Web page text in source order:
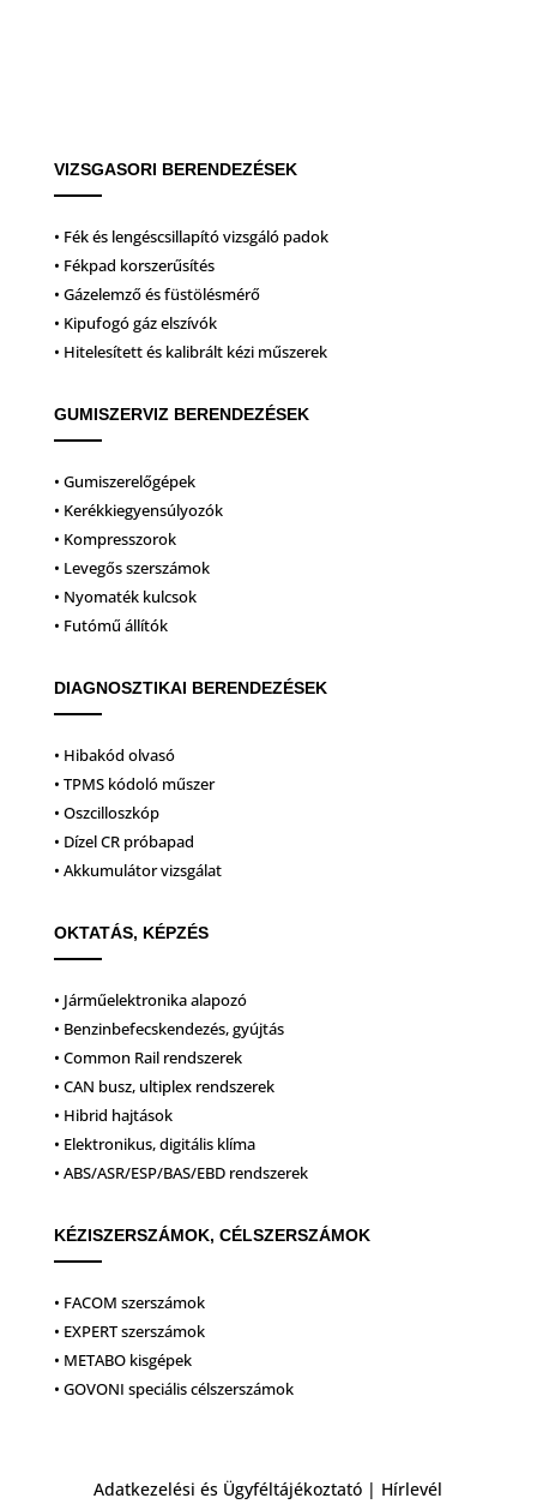
VIZSGASORI BERENDEZÉSEK
• Fék és lengéscsillapító vizsgáló padok
• Fékpad korszerűsítés
• Gázelemző és füstölésmérő
• Kipufogó gáz elszívók
• Hitelesített és kalibrált kézi műszerek
GUMISZERVIZ BERENDEZÉSEK
• Gumiszerelőgépek
• Kerékkiegyensúlyozók
• Kompresszorok
• Levegős szerszámok
• Nyomaték kulcsok
• Futómű állítók
DIAGNOSZTIKAI BERENDEZÉSEK
• Hibakód olvasó
• TPMS kódoló műszer
• Oszcilloszkóp
• Dízel CR próbapad
• Akkumulátor vizsgálat
OKTATÁS, KÉPZÉS
• Járműelektronika alapozó
• Benzinbefecskendezés, gyújtás
• Common Rail rendszerek
• CAN busz, ultiplex rendszerek
• Hibrid hajtások
• Elektronikus, digitális klíma
• ABS/ASR/ESP/BAS/EBD rendszerek
KÉZISZERSZÁMOK, CÉLSZERSZÁMOK
• FACOM szerszámok
• EXPERT szerszámok
• METABO kisgépek
• GOVONI speciális célszerszámok
Adatkezelési és Ügyféltájékoztató | Hírlevél